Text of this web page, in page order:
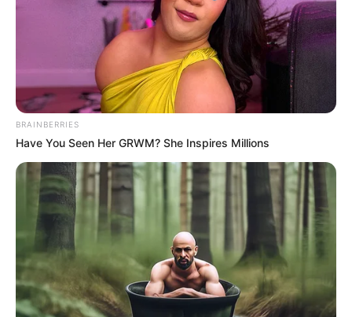
BRAINBERRIES
Have You Seen Her GRWM? She Inspires Millions